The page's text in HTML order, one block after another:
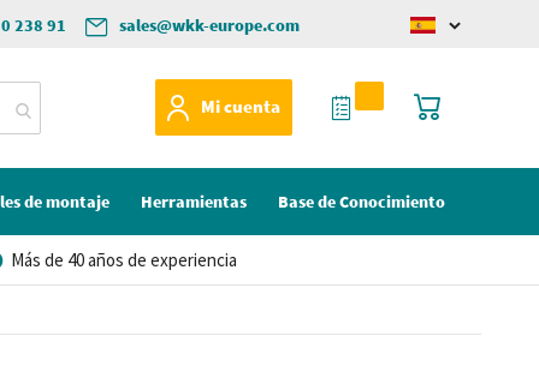
sales@wkk-europe.com
238 91
Change
Mi cuenta
Mi cesta
Mi Cotización
de montaje Herramientas Base de Conocimiento
Más de 40 años de experiencia